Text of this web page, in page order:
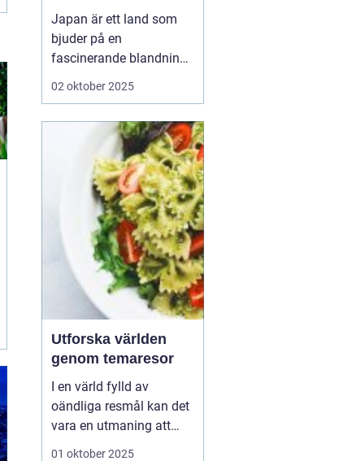
upplevelse
Japan är ett land som
bjuder på en
fascinerande blandning
av gamla traditioner och
Japan resor ett...
02 oktober 2025
Utforska världen
genom temaresor
I en värld fylld av
oändliga resmål kan det
vara en utmaning att
välja rätt upplevelse.
01 oktober 2025